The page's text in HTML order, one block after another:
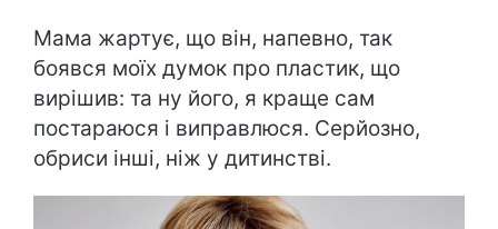
Мама жартує, що він, напевно, так
боявся моїх думок про пластик, що
вирішив: та ну його, я краще сам
постараюся і виправлюся. Серйозно,
обриси інші, ніж у дитинстві.